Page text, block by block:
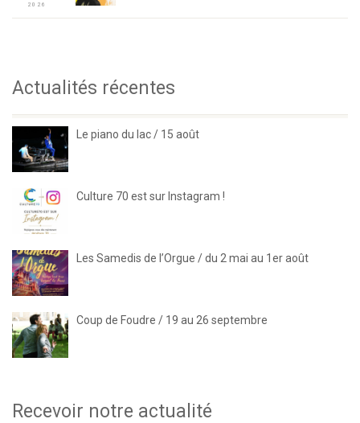
2026
Actualités récentes
Le piano du lac / 15 août
Culture 70 est sur Instagram !
Les Samedis de l’Orgue / du 2 mai au 1er août
Coup de Foudre / 19 au 26 septembre
Recevoir notre actualité